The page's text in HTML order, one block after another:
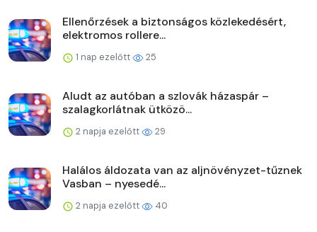
Ellenőrzések a biztonságos közlekedésért,
elektromos rollere...
1 nap ezelőtt 25
Aludt az autóban a szlovák házaspár –
szalagkorlátnak ütközö...
2 napja ezelőtt 29
Halálos áldozata van az aljnövényzet-tűznek
Vasban – nyesedé...
2 napja ezelőtt 40